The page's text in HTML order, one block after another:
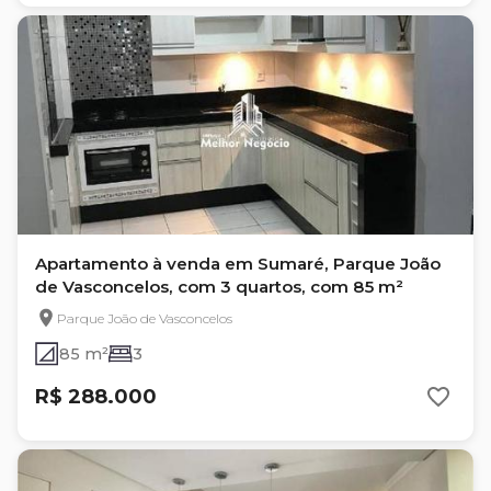
Apartamento à venda em Sumaré, Parque João
de Vasconcelos, com 3 quartos, com 85 m²
Parque João de Vasconcelos
85 m² 3
R$ 288.000